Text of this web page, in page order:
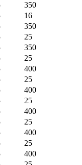
350
16
350
25
350
25
400
25
400
25
400
25
400
25
400